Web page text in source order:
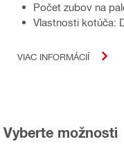
Počet zubov na
Vlastnosti kotúča:
VIAC INFORMÁCIÍ
Vyberte možnosti